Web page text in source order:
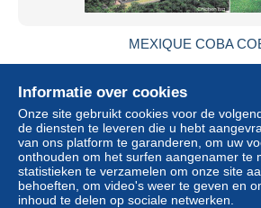
MEXIQUE COBA
Statuut
Nieuw
Informatie over cookies
Onze site gebruikt cookies voor de
de diensten te leveren die u hebt
van ons platform te garanderen, om uw
onthouden om het surfen aangenamer te
statistieken te verzamelen om onze site
behoeften, om video's weer te geven en
inhoud te delen op sociale netwerken.